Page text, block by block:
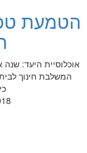
הטמעת
אוכלוסיית היעד: שנה